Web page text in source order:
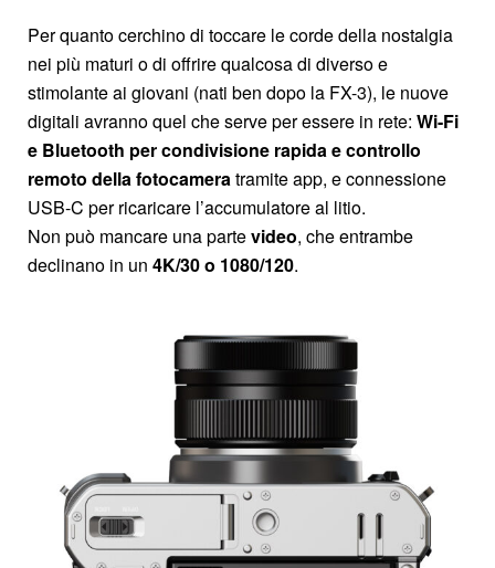
Per quanto cerchino di toccare le corde della nostalgia
nei più maturi o di offrire qualcosa di diverso e
stimolante ai giovani (nati ben dopo la FX-3), le nuove
digitali avranno quel che serve per essere in rete: Wi-Fi
e Bluetooth per condivisione rapida e controllo
remoto della fotocameratramite app, e connessione
USB-C per ricaricare l’accumulatore al litio.
Non può mancare una partevideo, che entrambe
declinano in un 4K/30 o 1080/120.